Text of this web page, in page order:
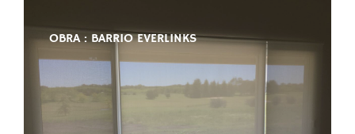
OBRA : BARRIO EVERLINKS